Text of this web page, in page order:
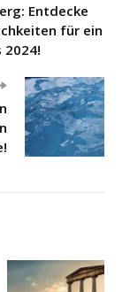
Entdecke
für ein
2024!